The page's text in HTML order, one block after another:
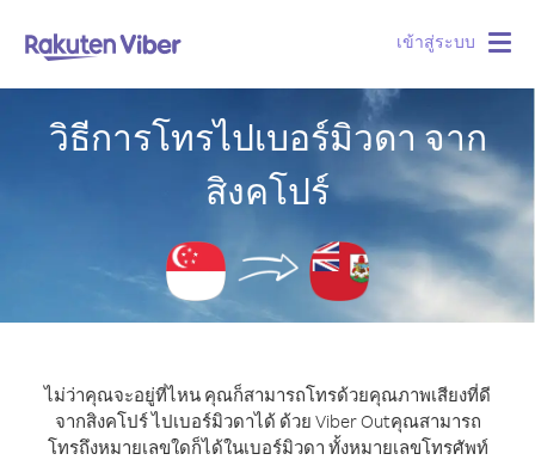
เข้าสู่ระบบ
วิธีการโทรไปเบอร์มิวดา จาก
สิงคโปร์
ไม่ว่าคุณจะอยู่ที่ไหน คุณก็สามารถโทรด้วยคุณภาพเสียงที่ดี
จากสิงคโปร์ ไปเบอร์มิวดาได้ ด้วย Viber Outคุณสามารถ
โทรถึงหมายเลขใดก็ได้ในเบอร์มิวดา ทั้งหมายเลขโทรศัพท์